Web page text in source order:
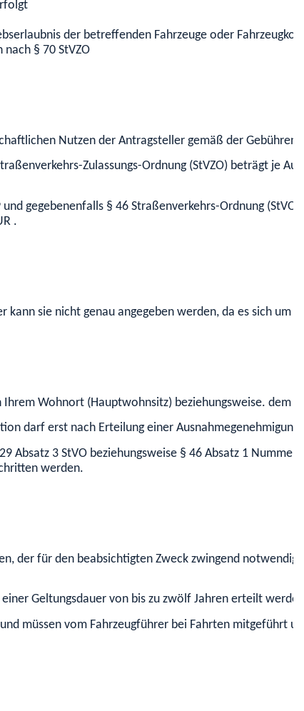
der betreffenden Fahrzeuge oder
§ 70 StVZO
Nutzen der Antragsteller gemäß der
Zulassungs-Ordnung (StVZO) beträgt je
gegebenenfalls § 46 Straßenverkehrs-Ordnung
.
sie nicht genau angegeben werden, da es sich um
Wohnort (Hauptwohnsitz) beziehungsweise. dem
darf erst nach Erteilung einer Ausnahmegenehmigung
Absatz 3 StVO beziehungsweise § 46 Absatz 1
werden.
der für den beabsichtigten Zweck zwingend
Geltungsdauer von bis zu zwölf Jahren erteilt
müssen vom Fahrzeugführer bei Fahrten mitgeführt